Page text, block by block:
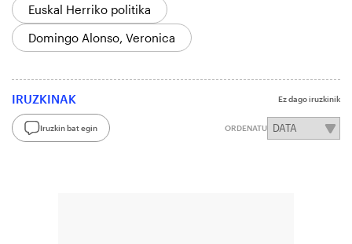
Euskal Herriko politika
Domingo Alonso, Veronica
IRUZKINAK Ez dago iruzkinik
Iruzkin bat egin ORDENATU